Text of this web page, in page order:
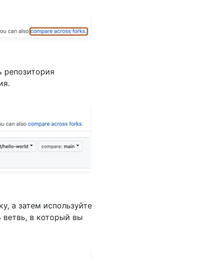
а затем используйте
в который вы